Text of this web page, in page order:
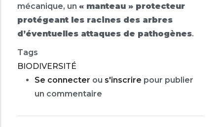
mécanique, un « manteau » protecteur
protégeant les racines des arbres
d’éventuelles attaques de pathogènes.
Tags
BIODIVERSITÉ
Se connecter ou s'inscrire pour publier
un commentaire